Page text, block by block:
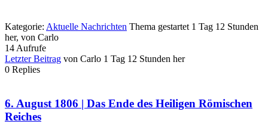
Kategorie: Aktuelle Nachrichten Thema gestartet 1 Tag 12 Stunden
her, von Carlo
14 Aufrufe
Letzter Beitrag von Carlo 1 Tag 12 Stunden her
0 Replies
6. August 1806 | Das Ende des Heiligen Römischen
Reiches